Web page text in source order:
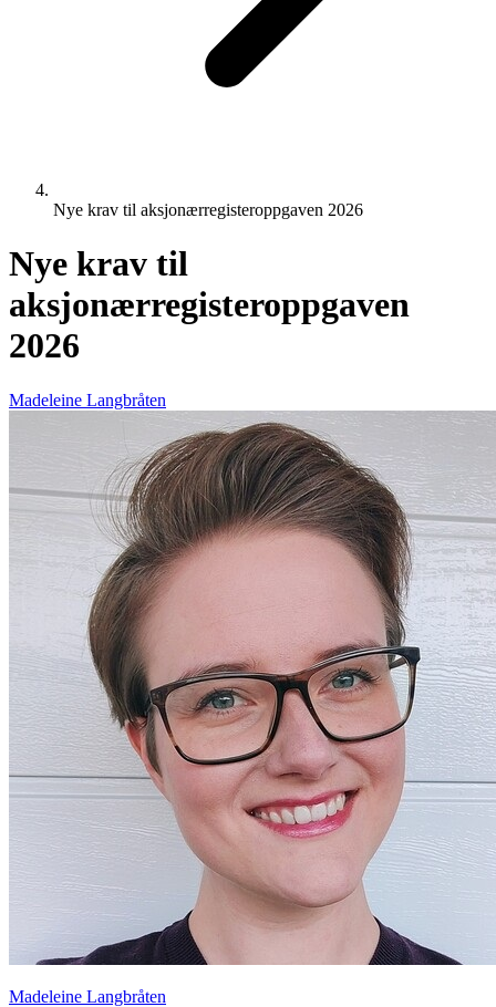
Nye krav til aksjonærregisteroppgaven 2026
Nye krav til
aksjonærregisteroppgaven
2026
Madeleine Langbråten
Madeleine Langbråten